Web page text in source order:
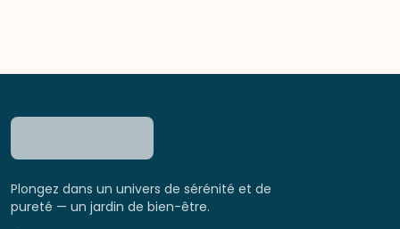
Plongez dans un univers de sérénité et de
pureté — un jardin de bien-être.